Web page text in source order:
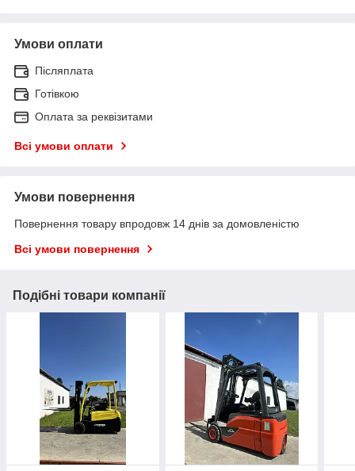
Умови оплати
Післяплата
Готівкою
Оплата за реквізитами
Всі умови оплати
Умови повернення
Повернення товару впродовж 14 днів за домовленістю
Всі умови повернення
Подібні товари компанії